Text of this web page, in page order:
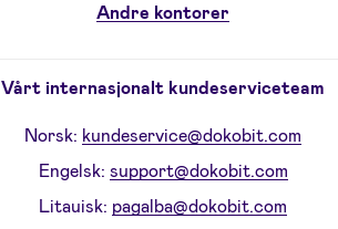
Andre kontorer
Vårt internasjonalt kundeserviceteam
Norsk: kundeservice@dokobit.com
Engelsk: support@dokobit.com
Litauisk: pagalba@dokobit.com